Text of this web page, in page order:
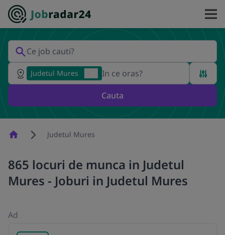
Judetul Mures
Cauta
HomepageJudetul Mures
865 locuri de munca in Judetul
Mures - Joburi in Judetul Mures
Ad